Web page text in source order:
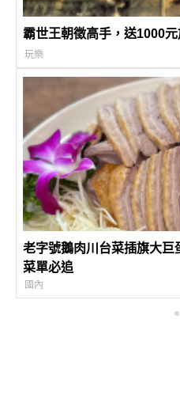
霸世王朝徵高手，送1000
玩樂
老字號鵝肉川台菜插旗大
菜單必追
國內